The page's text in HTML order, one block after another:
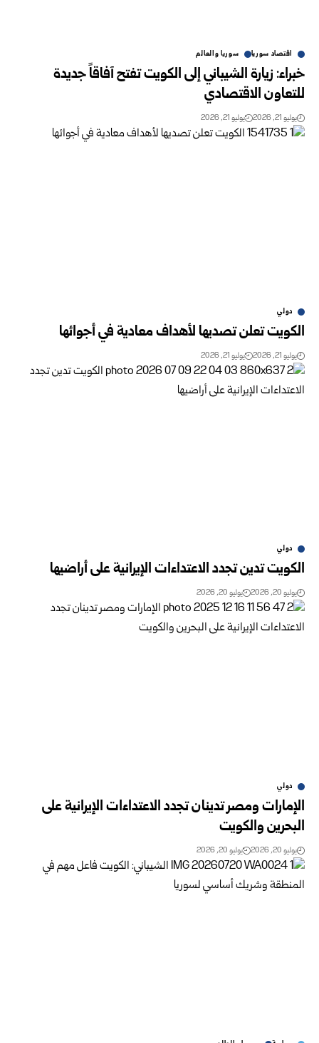
اقتصاد سوريا سوريا والعالم
خبراء: زيارة الشيباني إلى الكويت تفتح آفاقاً جديدة
‏للتعاون الاقتصادي
يوليو 21, 2026 يوليو 21, 2026
دولي
الكويت تعلن تصديها لأهداف معادية في أجوائها
يوليو 21, 2026 يوليو 21, 2026
دولي
الكويت تدين تجدد الاعتداءات الإيرانية على أراضيها
يوليو 20, 2026 يوليو 20, 2026
دولي
الإمارات ومصر تدينان تجدد الاعتداءات الإيرانية على
البحرين والكويت
يوليو 20, 2026 يوليو 20, 2026